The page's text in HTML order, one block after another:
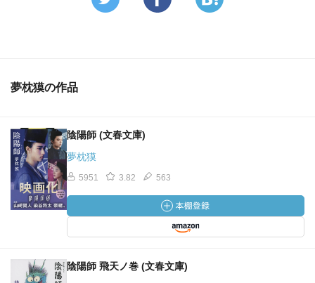
夢枕獏の作品
陰陽師 (文春文庫)
夢枕獏
5951 3.82 563
陰陽師 飛天ノ巻 (文春文庫)